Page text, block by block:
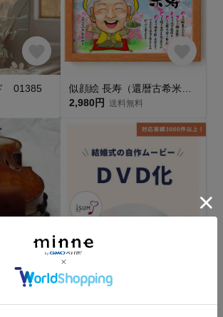
01385
2,980円
送料無料
【送料無料】バイオリン用あご当てカバー／茶 ガルネリモデル用